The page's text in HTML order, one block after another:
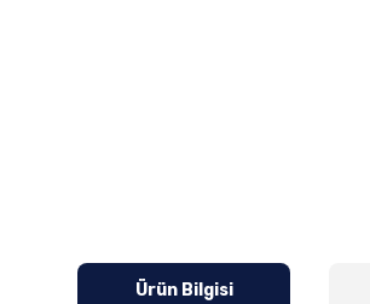
Ürün Bilgisi